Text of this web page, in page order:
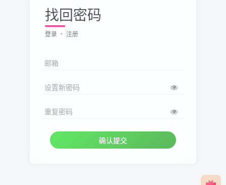
找回密码
登录 注册
邮箱
设置新密码
重复密码
确认提交